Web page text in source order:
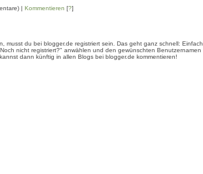
| Kommentieren [?]
musst du bei blogger.de registriert sein. Das geht ganz schnell: Einfach
nicht registriert?" anwählen und den gewünschten Benutzernamen
dann künftig in allen Blogs bei blogger.de kommentieren!